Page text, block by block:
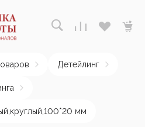
Детейлинг
мм